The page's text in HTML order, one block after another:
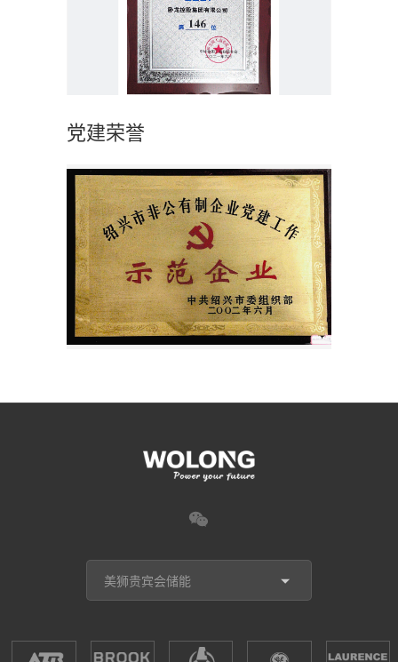
党建荣誉
美狮贵宾会储能